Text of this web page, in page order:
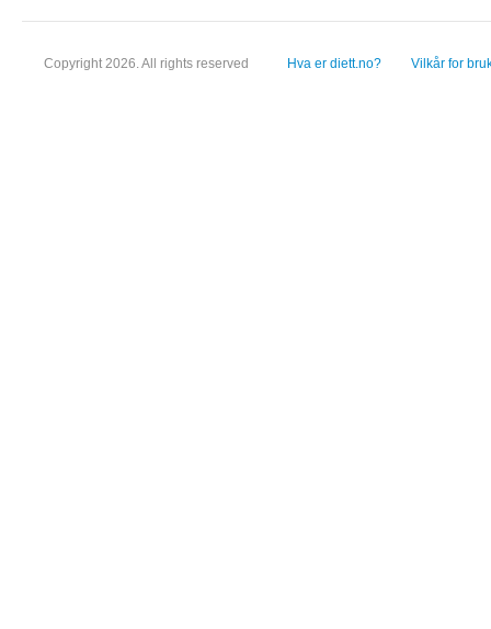
Copyright 2026. All rights reserved Hva er diett.no? Vilkår for